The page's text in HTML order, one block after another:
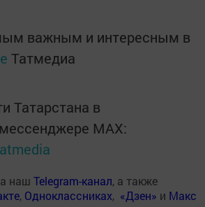
важным и интересным в
Татмедиа
Татарстана в
MАХ:
наш Telegram-канал, а также
, Одноклассниках, «Дзен» и Макс